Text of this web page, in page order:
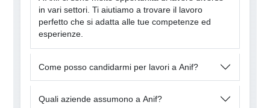
in vari settori. Ti aiutiamo a trovare il lavoro
perfetto che si adatta alle tue competenze ed
esperienze.
Come posso candidarmi per lavori a Anif?
Quali aziende assumono a Anif?